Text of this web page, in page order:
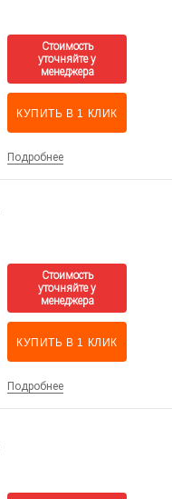
КУПИТЬ В 1 КЛИК
Подробнее
КУПИТЬ В 1 КЛИК
Подробнее